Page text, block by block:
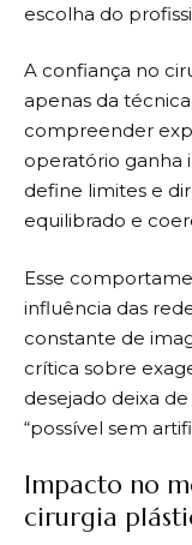
escolha do
A confiança no
apenas da
compreender
operatório ganha
define limites e
equilibrado e
Esse
influência das
constante de
crítica sobre
desejado deixa de
“possível sem
Impacto no
cirurgia